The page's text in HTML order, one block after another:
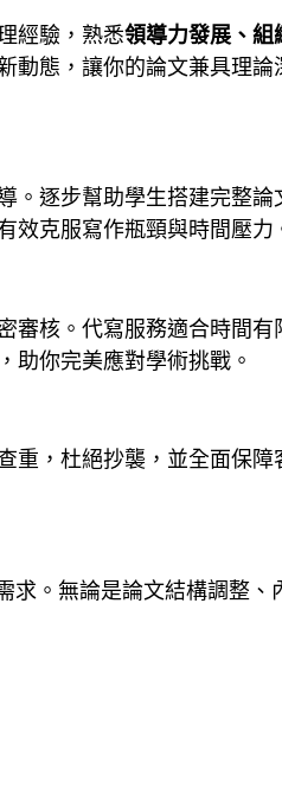
經驗，熟悉領導力發展、組
動態，讓你的論文兼具理論
。逐步幫助學生搭建完整論
效克服寫作瓶頸與時間壓力
審核。代寫服務適合時間有
助你完美應對學術挑戰。
重，杜絕抄襲，並全面保障
。無論是論文結構調整、